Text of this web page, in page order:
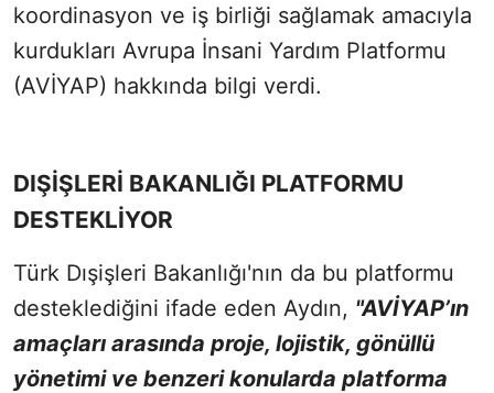
koordinasyon ve iş birliği sağlamak amacıyla
kurdukları Avrupa İnsani Yardım Platformu
(AVİYAP) hakkında bilgi verdi.
DIŞİŞLERİ BAKANLIĞI PLATFORMU
DESTEKLİYOR
Türk Dışişleri Bakanlığı'nın da bu platformu
desteklediğini ifade eden Aydın, "AVİYAP’ın
amaçları arasında proje, lojistik, gönüllü
yönetimi ve benzeri konularda platforma